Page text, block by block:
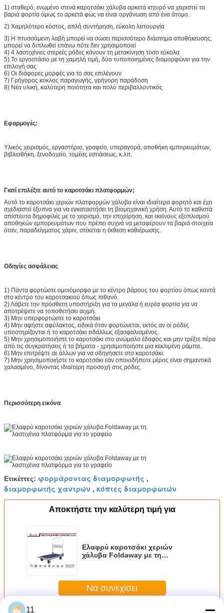
1) σταθερό, ενωμένο στενά καροτσάκι χάλυβα αρκετά ισχυρό να χειριστεί τα
βαριά φορτία όμως το αρκετά φως να είναι οργάνωση από ένα άτομο.
2) Χαμηλότερο κόστος, απλή συντήρηση, εύκολη λειτουργία
3) Η πτυσσόμενη λαβή μπορεί να σώσει περισσότερο διάστημα αποθήκευσης,
μπορεί να διπλωθεί επάνω πότε δεν χρησιμοποιεί
4) 4 λαστιχένιες στερεές ρόδες κάνουν τη μετακίνηση τόσο εύκολα
5) Το εργοστάσιο με τη χαμηλή τιμή, δύο τυποποιημένες διαμορφώνει για την
επιλογή σας
6) Οι διάφορες μορφές για το σας επιλέγουν
7) Γρήγορος κύκλος παραγωγής, γρήγορη παράδοση
8) Νέα υλική, καλύτερη ποιότητα και πολύ περιβαλλοντικός
Εφαρμογές:
Υλικός χειρισμός, εργαστήριο, γραφείο, υπεραγορά, αποθήκη εμπορευμάτων,
βιβλιοθήκη, ξενοδοχείο, τομέας εστιάσεως, κ.λπ.
Γιατί επιλέξτε αυτό το καροτσάκι πλατφορμών;
Αυτό το καροτσάκι χεριών πλατφορμών χάλυβα είναι ιδιαίτερα φορητό και έχει
σχεδιαστεί έξυπνα για να εγκαταστήσει τη βιομηχανική χρήση. Αυτό το καθιστά
απίστευτα δημοφιλές με το χειρισμό, την επιχείρηση, και εκείνους εξοπλισμού
αποθηκών εμπορευμάτων που πρέπει συχνά να μεταφέρουν τα βαριά στοιχεία
όταν, παραδείγματος χάριν, στέκεται η έκθεση καθιέρωσης.
Οδηγίες ασφάλειας
1) Πάντα φορτώστε ομοιόμορφα με το κέντρο βάρους του φορτίου όπως κοντά
στο κέντρο του καροτσακιού όπως πιθανό.
2) Λάβετε την πρόσθετη υποστήριξη για τα μεγάλα ή ευρέα φορτία για να
αποτρέψετε να τοποθετήσει αιχμή.
3) Μην υπερφορτώστε το καροτσάκι
4) Μην αφήστε αφύλακτος, ειδικά όταν φορτώνεται, εκτός αν οι ρόδες
υποστηρίζονται ή το καροτσάκι ειδάλλως εξασφαλισμένος.
5) Μην χρησιμοποιήστε το καροτσάκι στο ανώμαλο έδαφος και μην τρέξτε πέρα
από τις συγκρατήσεις ή τα βήματα - χρησιμοποιήστε μια κεκλιμένη ράμπα.
6) Μην επιτρέψτε σε άλλων για να οδηγήσετε στο καροτσάκι.
7) Μην χρησιμοποιήστε το καροτσάκι εάν οποιοδήποτε μέρος είναι σημαντικά
χαλασμένο, δίνοντας ιδιαίτερη προσοχή στις ρόδες.
Περισσότερη εικόνα
Ετικέττες: φορμάροντας διαμορφωτής ,
διαμορφωτής χαντρών , κόπτες διαμορφωτών
Αποκτήστε την καλύτερη τιμή για
Ελαφρύ καροτσάκι χεριών
χάλυβα Foldaway με τη
Να συνεχίσει
11